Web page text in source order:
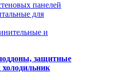
панелей
для
и
защитные